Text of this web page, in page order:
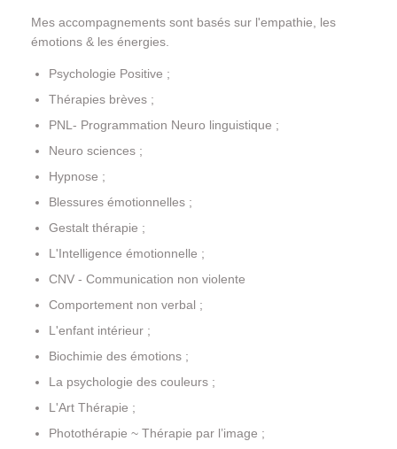
Mes accompagnements sont basés sur l'empathie, les
émotions & les énergies.
Psychologie Positive ;
Thérapies brèves ;
PNL- Programmation Neuro linguistique ;
Neuro sciences ;
Hypnose ;
Blessures émotionnelles ;
Gestalt thérapie ;
L'Intelligence émotionnelle ;
CNV - Communication non violente
Comportement non verbal ;
L'enfant intérieur ;
Biochimie des émotions ;
La psychologie des couleurs ;
L'Art Thérapie ;
Photothérapie ~ Thérapie par l’image ;